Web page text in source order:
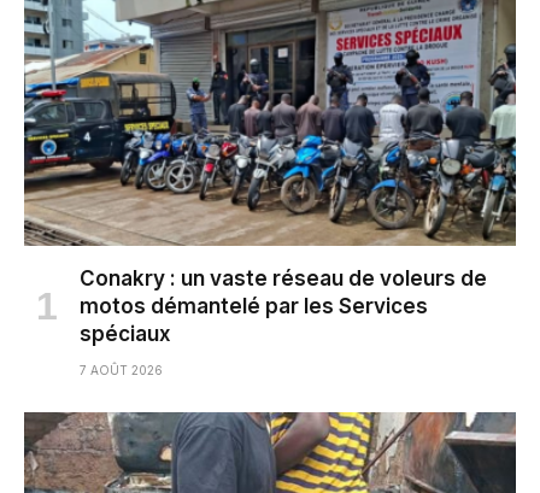
Conakry : un vaste réseau de voleurs de
motos démantelé par les Services
spéciaux
7 AOÛT 2026